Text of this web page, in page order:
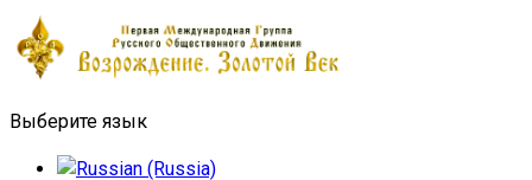
Выберите язык